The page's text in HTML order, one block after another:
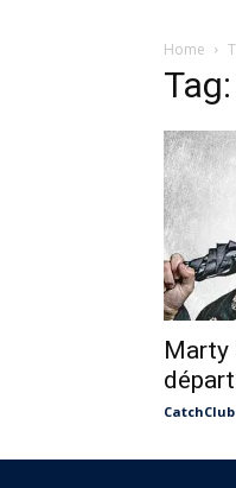
Home
Marty
CatchClub